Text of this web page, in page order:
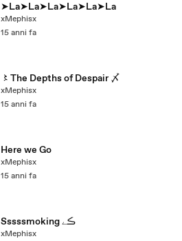
➤La➤La➤La➤La➤La➤La
xMephisx
15 anni fa
〻The Depths of Despair 〆
xMephisx
15 anni fa
Here we Go
xMephisx
15 anni fa
Sssssmoking ڪے
xMephisx